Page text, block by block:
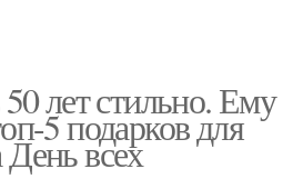
лет стильно. Ему
5 подарков для
всех